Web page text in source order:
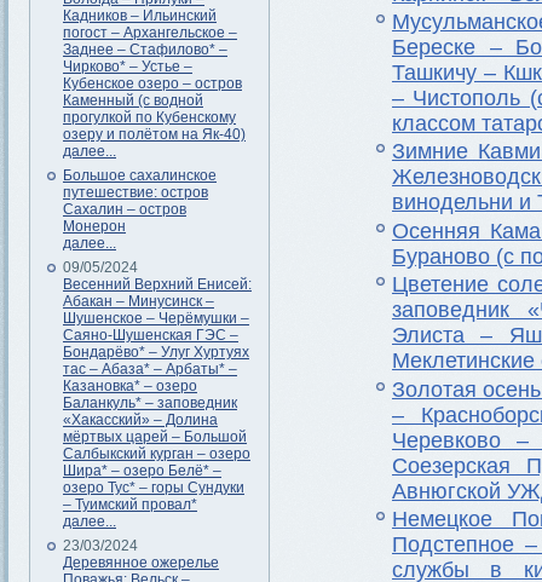
Кадников – Ильинский
погост – Архангельское –
Заднее – Стафилово* –
Чирково* – Устье –
Кубенское озеро – остров
Каменный (с водной
прогулкой по Кубенскому
озеру и полётом на Як-40)
далее...
Большое сахалинское
путешествие: остров
Сахалин – остров
Монерон
далее...
09/05/2024
Весенний Верхний Енисей:
Абакан – Минусинск –
Шушенское – Черёмушки –
Саяно-Шушенская ГЭС –
Бондарёво* – Улуг Хуртуях
тас – Абаза* – Арбаты* –
Казановка* – озеро
Баланкуль* – заповедник
«Хакасский» – Долина
мёртвых царей – Большой
Салбыкский курган – озеро
Шира* – озеро Белё* –
озеро Тус* – горы Сундуки
– Туимский провал*
далее...
23/03/2024
Деревянное ожерелье
Береске –
Ташкичу –
– Чистополь
классом
Зимние
винодельни и
Осенняя
Бураново (с
Цветение
заповедник
Элиста –
Меклетинские
Золотая
–
Черевково –
Соезерская
Авнюгской
Немецкое
Подстепное
службы в